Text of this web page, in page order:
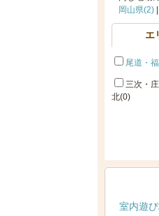
岡山県(2)|
エ
尾道・
三次・
北(0)
室内遊